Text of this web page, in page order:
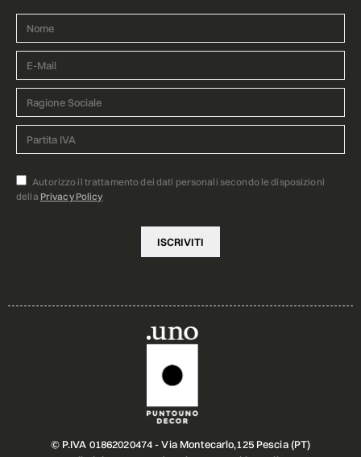
Autorizzo il trattamento dei dati personali secondo le disposizioni
della Privacy Policy
© P.IVA 01862020474 - Via Montecarlo,125 Pescia (PT)